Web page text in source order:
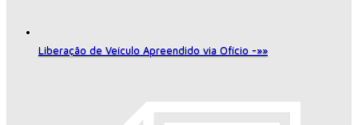
Liberação de Veículo Apreendido via Ofício -»»